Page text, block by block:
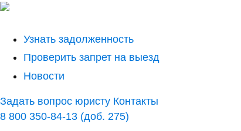
Узнать задолженность
Проверить запрет на выезд
Новости
Задать вопрос юристу Контакты
8 800 350-84-13 (доб. 275)